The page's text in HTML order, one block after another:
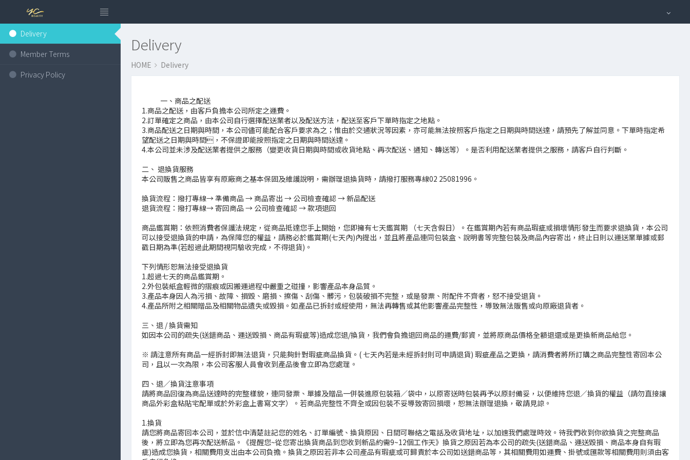
Delivery
Member Terms
Privacy Policy
Delivery
HOME Delivery
1.商品之配送，由客戶負擔本公司所定之運費。
2.訂單確定之商品，由本公司自行選擇配送業者以及配送方法，配送至客戶下單時指定之地點。
3.商品配送之日期與時間，本公司儘可能配合客戶要求為之；惟由於交通狀況等因素，亦可能無法按照客戶指定之日期與時間送達，請預先了解並同意。下單時指定希
望配送之日期與時間，不保證即能按照指定之日期與時間送達。
4.本公司並未涉及配送業者提供之服務（變更收貨日期與時間或收貨地點、再次配送、通知、轉送等）。是否利用配送業者提供之服務，請客戶自行判斷。
二、 退換貨服務
本公司販售之商品皆享有原廠商之基本保固及維護說明，需辦理退換貨時，請撥打服務專線02 25081996。
換貨流程：撥打專線→ 準備商品 → 商品寄出 → 公司檢查確認 → 新品配送
退貨流程：撥打專線→ 寄回商品 → 公司檢查確認 → 款項退回
商品鑑賞期：依照消費者保護法規定，從商品抵達您手上開始，您即擁有七天鑑賞期 （七天含假日）。在鑑賞期內若有商品瑕疵或損壞情形發生而要求退換貨，本公司
可以接受退換貨的申請，為保障您的權益，請務必於鑑賞期(七天內)內提出，並且將產品連同包裝盒、說明書等完整包裝及商品內容寄出，終止日則以運送業單據或郵
戳日期為準(若超過此期間視同驗收完成，不得退貨)。
下列情形恕無法接受退換貨
1.超過七天的商品鑑賞期。
2.外包裝紙盒輕微的摺痕或因搬運過程中嚴重之碰撞，影響產品本身品質。
3.產品本身因人為污損、故障、損毀、磨損、擦傷、刮傷、髒污，包裝破損不完整，或是發票、附配件不齊者，怒不接受退貨。
4.產品所附之相關贈品及相關物品遺失或毀損。如產品已拆封或經使用，無法再轉售或其他影響產品完整性，導致無法販售或向原廠退貨者。
三、退 / 換貨需知
如因本公司的疏失(送錯商品、運送毀損、商品有瑕疵等)造成您退/換貨，我們會負擔退回商品的運費/郵資，並將原商品價格全額退還或是更換新商品給您。
※ 請注意所有商品一經拆封即無法退貨，只能夠針對瑕疵商品換貨。( 七天內若是未經拆封則可申請退貨) 瑕疵產品之更換，請消費者將所訂購之商品完整性寄回本公
司，且以一次為限，本公司客服人員會收到產品後會立即為您處理。
四、退／換貨注意事項
請將商品回復為商品送達時的完整樣貌，連同發票、單據及贈品一併裝進原包裝箱／袋中，以原寄送時包裝再予以原封備妥，以便維持您退／換貨的權益（請勿直接讓
商品外彩盒粘貼宅配單或於外彩盒上書寫文字）。若商品完整性不齊全或因包裝不妥導致寄回損壞，恕無法辦理退換，敬請見諒。
1.換貨
請您將商品寄回本公司，並於信中清楚註記您的姓名、訂單編號、換貨原因、日間可聯絡之電話及收貨地址，以加速我們處理時效。待我們收到你欲換貨之完整商品
後，將立即為您再次配送新品。《提醒您~從您寄出換貨商品到您收到新品約需9~12個工作天》換貨之原因若為本公司的疏失(送錯商品、運送毀損、商品本身自有瑕
疵)造成您換貨，相關費用支出由本公司負擔。換貨之原因若非本公司產品有瑕疵或可歸責於本公司如送錯商品等，其相關費用如運費、掛號或匯款等相關費用則須由客